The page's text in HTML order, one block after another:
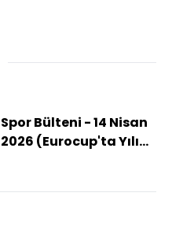
Spor Bülteni - 14 Nisan
2026 (Eurocup'ta Yılın